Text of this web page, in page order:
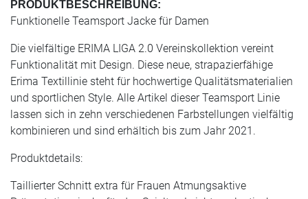
PRODUKTBESCHREIBUNG:
Funktionelle Teamsport Jacke für Damen
Die vielfältige ERIMA LIGA 2.0 Vereinskollektion vereint
Funktionalität mit Design. Diese neue, strapazierfähige
Erima Textillinie steht für hochwertige Qualitätsmaterialien
und sportlichen Style. Alle Artikel dieser Teamsport Linie
lassen sich in zehn verschiedenen Farbstellungen vielfältig
kombinieren und sind erhältich bis zum Jahr 2021.
Produktdetails:
Taillierter Schnitt extra für Frauen Atmungsaktive